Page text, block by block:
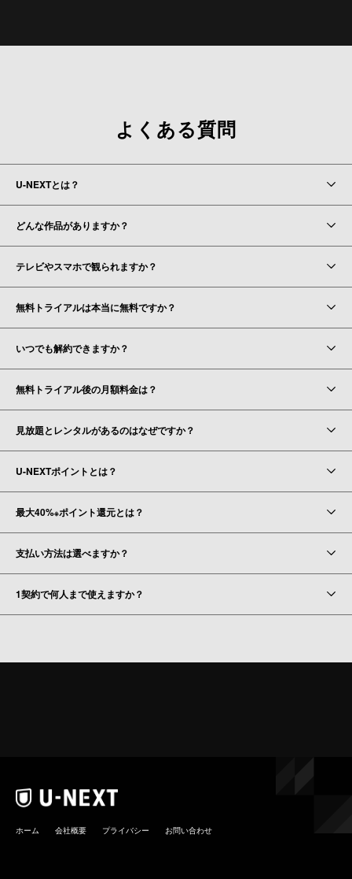
よくある質問
U-NEXTとは？
どんな作品がありますか？
テレビやスマホで観られますか？
無料トライアルは本当に無料ですか？
いつでも解約できますか？
無料トライアル後の月額料金は？
見放題とレンタルがあるのはなぜですか？
U-NEXTポイントとは？
最大40%※ポイント還元とは？
支払い方法は選べますか？
1契約で何人まで使えますか？
ホーム 会社概要 プライバシー お問い合わせ